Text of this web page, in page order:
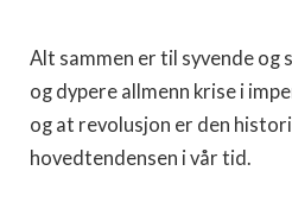
Alt sammen er til syvende
og dypere allmenn krise i
og at revolusjon er den
hovedtendensen i vår tid.